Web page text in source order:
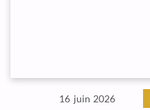
16 juin 2026